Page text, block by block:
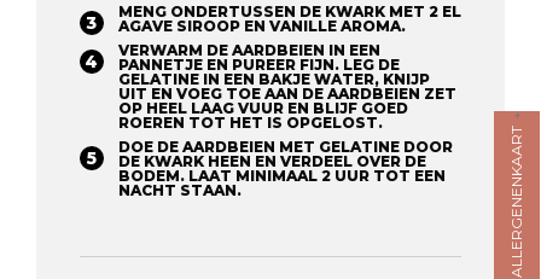
ALLERGENENKAART
MENG ONDERTUSSEN DE KWARK MET 2 EL
AGAVE SIROOP EN VANILLE AROMA.
VERWARM DE AARDBEIEN IN EEN
PANNETJE EN PUREER FIJN. LEG DE
GELATINE IN EEN BAKJE WATER, KNIJP
UIT EN VOEG TOE AAN DE AARDBEIEN ZET
OP HEEL LAAG VUUR EN BLIJF GOED
ROEREN TOT HET IS OPGELOST.
DOE DE AARDBEIEN MET GELATINE DOOR
DE KWARK HEEN EN VERDEEL OVER DE
BODEM. LAAT MINIMAAL 2 UUR TOT EEN
NACHT STAAN.